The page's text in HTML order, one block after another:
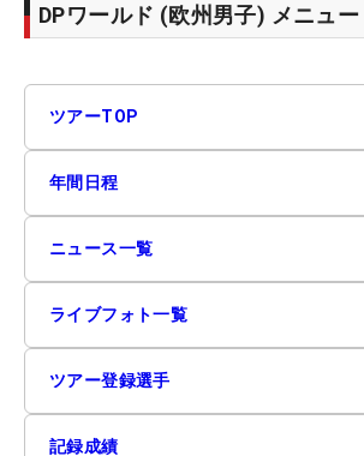
DPワールド (欧州男子) メニュー
ツアーTOP
年間日程
ニュース一覧
ライブフォト一覧
ツアー登録選手
記録成績